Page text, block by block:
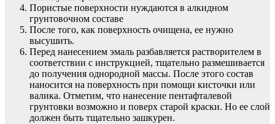
Пористые поверхности нуждаются в алкидном
грунтовочном составе
После того, как поверхность очищена, ее нужно
высушить.
Перед нанесением эмаль разбавляется растворителем в
соответствии с инструкцией, тщательно размешивается
до получения однородной массы. После этого состав
наносится на поверхность при помощи кисточки или
валика. Отметим, что нанесение пентафталевой
грунтовки возможно и поверх старой краски. Но ее слой
должен быть тщательно зашкурен.